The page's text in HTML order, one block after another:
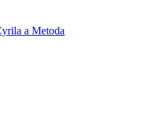
a Metoda